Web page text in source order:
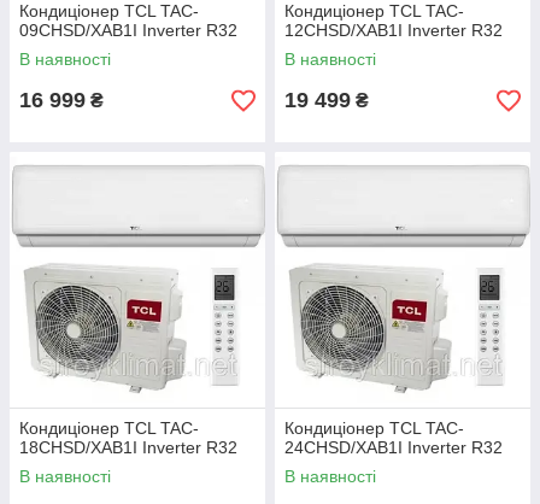
Кондиціонер TCL TAC-
09CHSD/XAB1I Inverter R32
В наявності
16 999 ₴
Кондиціонер TCL TAC-
12CHSD/XAB1I Inverter R32
В наявності
19 499 ₴
Кондиціонер TCL TAC-
18CHSD/XAB1I Inverter R32
В наявності
Кондиціонер TCL TAC-
24CHSD/XAB1I Inverter R32
В наявності